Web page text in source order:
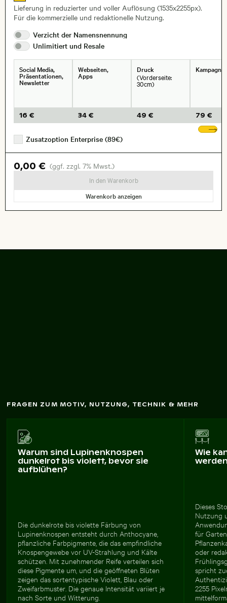
Lieferung in reduzierter und voller Auflösung (1535x2255px).
Für die kommerzielle und redaktionelle Nutzung.
Verzicht der Namensnennung
Unlimitiert und Resale
Social Media,
Präsentationen,
Newsletter
16 €
Webseiten,
Apps
34 €
Druck
(Vorderseite:
30cm)
49 € 79 €
Zusatzoption Enterprise (89€)
0,00 € (ggf. zzgl. 7% Mwst.)
In den Warenkorb
Warenkorb anzeigen
FRAGEN ZUM MOTIV, NUTZUNG, TECHNIK & MEHR
Warum sind Lupinenknospen
dunkelrot bis violett, bevor sie
aufblühen?
Die dunkelrote bis violette Färbung von
Lupinenknospen entsteht durch Anthocyane,
pflanzliche Farbpigmente, die das empfindliche
Knospengewebe vor UV-Strahlung und Kälte
schützen. Mit zunehmender Reife verteilen sich
diese Pigmente um, und die geöffneten Blüten
zeigen das sortentypische Violett, Blau oder
Zweifarbmuster. Die genaue Intensität variiert je
nach Sorte und Witterung.
Wie
Dieses
Nutzung
für
oder
spricht
2255